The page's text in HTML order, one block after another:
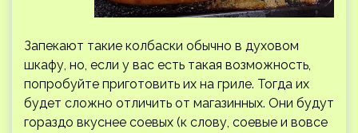
Запекают такие колбаски обычно в духовом
шкафу, но, если у вас есть такая возможность,
попробуйте приготовить их на гриле. Тогда их
будет сложно отличить от магазинных. Они будут
гораздо вкуснее соевых (к слову, соевые и вовсе